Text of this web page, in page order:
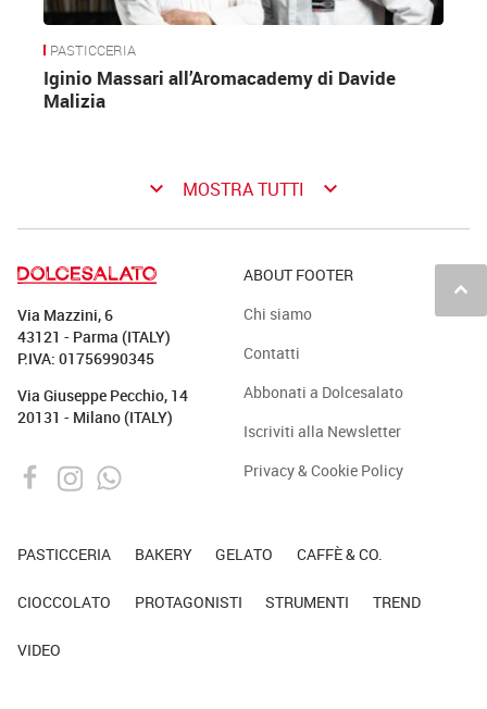
PASTICCERIA
Iginio Massari all’Aromacademy di Davide
Malizia
keyboard_arrow_down MOSTRA TUTTI keyboard_arrow_down
keyboard_arrow_up
Via Mazzini, 6
43121 - Parma (ITALY)
P.IVA: 01756990345
Via Giuseppe Pecchio, 14
20131 - Milano (ITALY)
ABOUT FOOTER
Chi siamo
Contatti
Abbonati a Dolcesalato
Iscriviti alla Newsletter
Privacy & Cookie Policy
PASTICCERIA BAKERY GELATO CAFFÈ & CO.
CIOCCOLATO PROTAGONISTI STRUMENTI TREND
VIDEO